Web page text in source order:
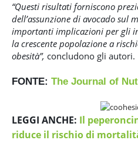
“Questi risultati forniscono
dell’assunzione di avocado sul
importanti implicazioni per gli
la crescente popolazione a
obesità”, concludono gli autori.
FONTE: The Journal of
LEGGI ANCHE: Il
riduce il rischio di